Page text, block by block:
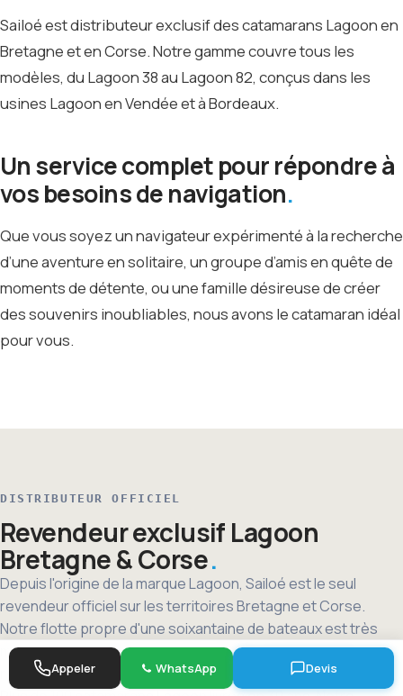
Sailoé est distributeur exclusif des catamarans Lagoon en
Bretagne et en Corse. Notre gamme couvre tous les
modèles, du Lagoon 38 au Lagoon 82, conçus dans les
usines Lagoon en Vendée et à Bordeaux.
Un service complet pour répondre à
vos besoins de navigation
Que vous soyez un navigateur expérimenté à la recherche
d’une aventure en solitaire, un groupe d’amis en quête de
moments de détente, ou une famille désireuse de créer
des souvenirs inoubliables, nous avons le catamaran idéal
pour vous.
DISTRIBUTEUR OFFICIEL
Revendeur exclusif Lagoon
Bretagne & Corse
Depuis l'origine de la marque Lagoon, Sailoé est le seul
revendeur officiel sur les territoires Bretagne et Corse.
Notre flotte propre d'une soixantaine de bateaux est très
majoritairement composée de Lagoon : un showroom
navigant permanent où chaque modèle est expérimenté.
Appeler WhatsApp Devis